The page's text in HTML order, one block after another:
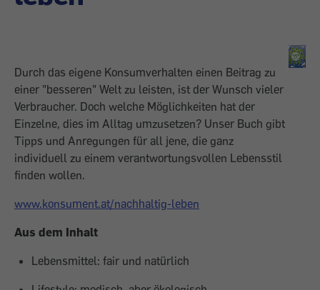
Durch das eigene Konsumverhalten einen Beitrag zu
einer "besseren" Welt zu leisten, ist der Wunsch vieler
Verbraucher. Doch welche Möglichkeiten hat der
Einzelne, dies im Alltag umzusetzen? Unser Buch gibt
Tipps und Anregungen für all jene, die ganz
individuell zu einem verantwortungsvollen Lebensstil
finden wollen.
www.konsument.at/nachhaltig-leben
Aus dem Inhalt
Lebensmittel: fair und natürlich